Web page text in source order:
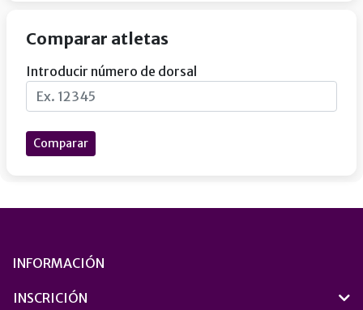
Comparar atletas
Introducir número de dorsal
Comparar
INFORMACIÓN
INSCRICIÓN